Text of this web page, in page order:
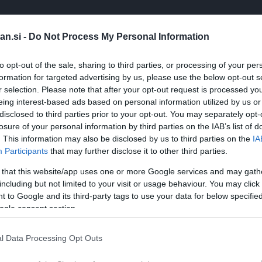
- Do Not Process My Personal Information
opt-out of the sale, sharing to third parties, or processing of your
for targeted advertising by us, please use the below opt-out
selection. Please note that after your opt-out request is processed
interest-based ads based on personal information utilized by us
to third parties prior to your opt-out. You may separately
of your personal information by third parties on the IAB’s list of
This information may also be disclosed by us to third parties on the
Participants that may further disclose it to other third parties.
that this website/app uses one or more Google services and may
but not limited to your visit or usage behaviour. You may
to Google and its third-party tags to use your data for below
consent section.
Data Processing Opt Outs
da je tudi svet vredu (če si vsaj malo pazljiv) in da je
ki tovrstne spremembe jemlje resno in jih preko
sporočil je sporočilo, da se da travma ozdraviti," pravi
predajati naprej v naslednjo generacijo. Čeprav ima
kateri se ne da nič narediti. Bolj ustrezno bi bilo reči, da
in težke okoliščine, ki se ne izklopi, ko se te okoliščine
stanju, zato se ji dogajajo drugačne stvari, kot bi se,